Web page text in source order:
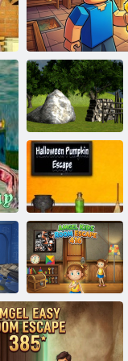
Robby:
Forest Village
Getaway 2. rész
Halloween tök
menekülés
Amgel Kids
Room Escape
416